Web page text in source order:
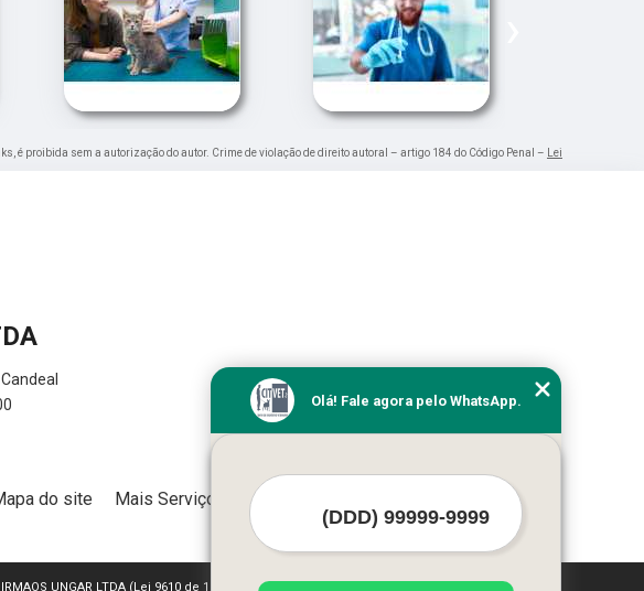
é proibida sem a autorização do autor. Crime de violação de direito autoral – artigo 184 do Código Penal – Lei
do site Mais Serviços
UNGAR LTDA (Lei 9610 de 19/02/1998)
Olá! Fale agora pelo WhatsApp.